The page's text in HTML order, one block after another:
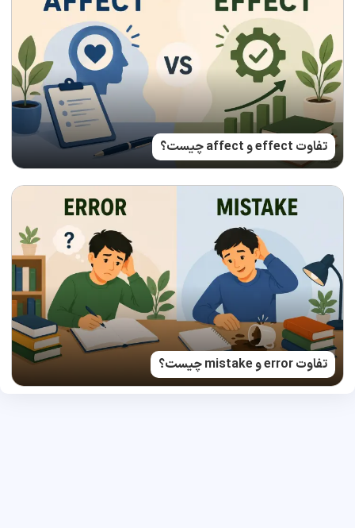
تفاوت effect و affect چیست؟
تفاوت error و mistake چیست؟